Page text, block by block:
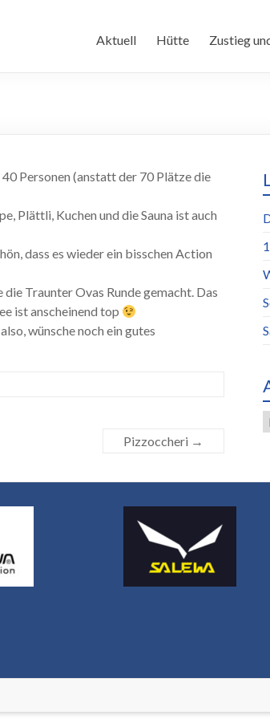
Aktuell Hütte Zustieg
Personen (anstatt der 70 Plätze die
Plättli, Kuchen und die Sauna ist auch
dass es wieder ein bisschen Action
Traunter Ovas Runde gemacht. Das
ist anscheinend top
wünsche noch ein gutes
Pizzoccheri →